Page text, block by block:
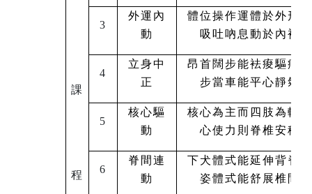
課
程
3
外運內
動
體位操作運體於外形
吸吐吶息動於內裡。
4
立身中
正
昂首闊步能袪痠驅痛
步當車能平心靜氣。
5
核心驅
動
核心為主而四肢為輔
心使力則脊椎安穩。
6
脊間連
動
下犬體式能延伸背脊
姿體式能舒展椎間。